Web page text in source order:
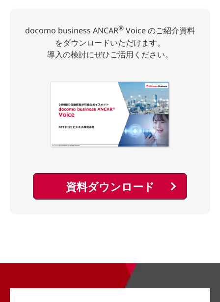
docomo business ANCAR® Voice のご紹介資料
をダウンロードいただけます。
導入の検討にぜひご活用ください。
資料ダウンロード